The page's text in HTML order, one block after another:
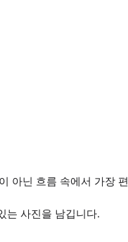
아닌 흐름 속에서 가장 편
는 사진을 남깁니다.